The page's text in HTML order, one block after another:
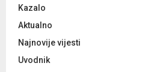
r
:
Kazalo
Aktualno
Najnovije vijesti
Uvodnik